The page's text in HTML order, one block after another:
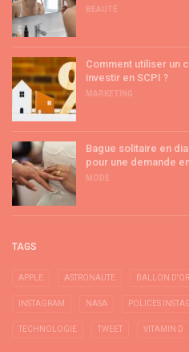
BEAUTÉ
Comment utiliser un
investir en SCPI ?
MARKETING
Bague solitaire en
pour une demande
MODE
TAGS
APPLE ASTRONAUTE BALLON D'OR
INSTAGRAM NASA POLICES
TECHNOLOGIE TWEET VITAMIN D